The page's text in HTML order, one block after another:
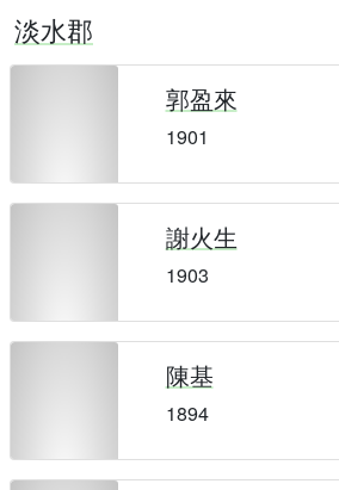
淡水郡
郭盈來
1901
謝火生
1903
陳基
1894